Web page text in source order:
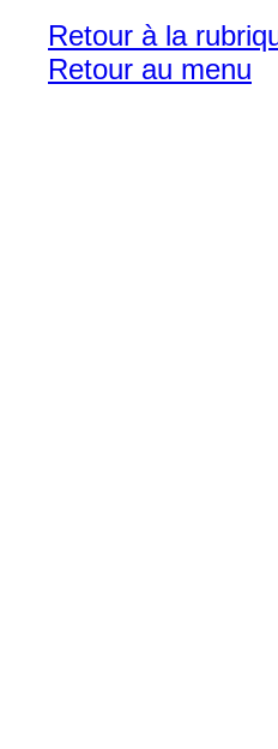
Retour à la
Retour au menu